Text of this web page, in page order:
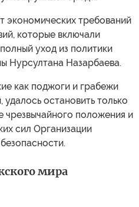
требований
которые включали
уход из политики
Нурсултана Назарбаева.
как поджоги и грабежи
удалось остановить только
чрезвычайного положения и
сил Организации
мира